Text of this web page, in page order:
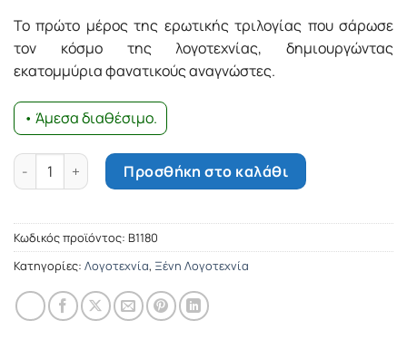
Το πρώτο μέρος της ερωτικής τριλογίας που σάρωσε
τον κόσμο της λογοτεχνίας, δημιουργώντας
εκατομμύρια φανατικούς αναγνώστες.
• Άμεσα διαθέσιμο.
η Πειθήνια ποσότηταΠροσθήκη στο καλάθι
Κωδικός προϊόντος: Β1180
Κατηγορίες: Λογοτεχνία, Ξένη Λογοτεχνία